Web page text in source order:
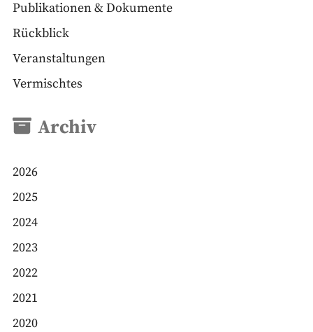
Publikationen & Dokumente
Rückblick
Veranstaltungen
Vermischtes
Archiv
2026
2025
2024
2023
2022
2021
2020